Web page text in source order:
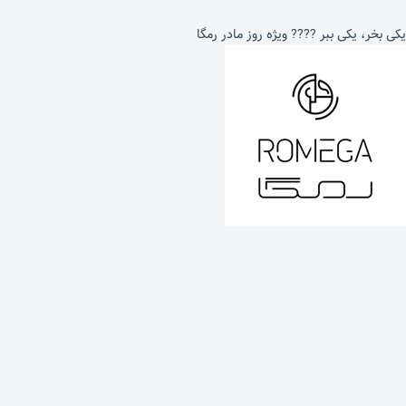
یکی بخر، یکی ببر ???? ویژه روز مادر رمگا